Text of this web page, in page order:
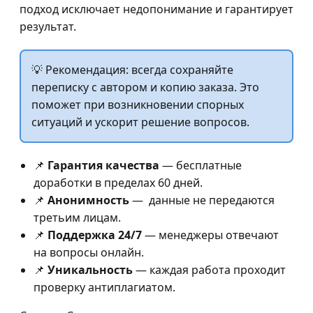
подход исключает недопонимание и гарантирует
результат.
💡 Рекомендация: всегда сохраняйте
переписку с автором и копию заказа. Это
поможет при возникновении спорных
ситуаций и ускорит решение вопросов.
📌 Гарантия качества — бесплатные
доработки в пределах 60 дней.
📌 Анонимность— данные не передаются
третьим лицам.
📌 Поддержка 24/7— менеджеры отвечают
на вопросы онлайн.
📌 Уникальность— каждая работа проходит
проверку антиплагиатом.